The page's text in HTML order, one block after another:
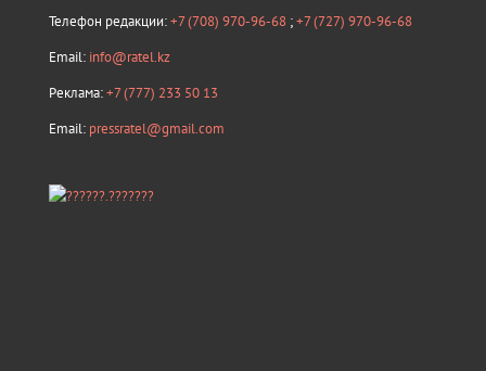
Телефон редакции:+7 (708) 970-96-68 ;+7 (727) 970-96-68
Email: info@ratel.kz
Реклама:+7 (777) 233 50 13
Email: pressratel@gmail.com